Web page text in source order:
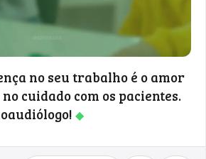
no seu trabalho é o amor
cuidado com os pacientes.
◆